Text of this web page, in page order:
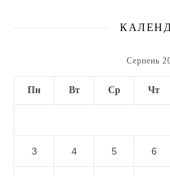
Серпень
Пн Вт Ср Чт
3 4 5 6